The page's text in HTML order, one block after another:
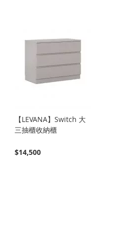
【LEVANA】Switch 大
三抽櫃收納櫃
$14,500